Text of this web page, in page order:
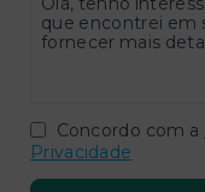
Concordo com a
Privacidade